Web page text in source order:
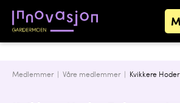
Medlemmer | Våre medlemmer| Kvikkere